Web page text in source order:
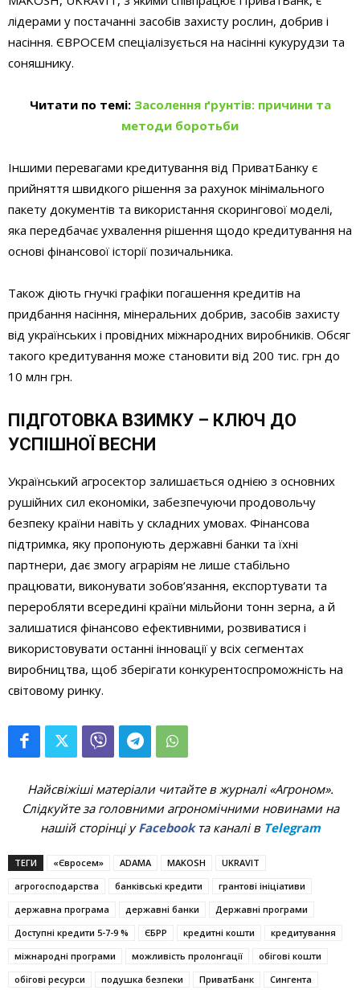
лідерами у постачанні засобів захисту рослин, добрив і
насіння. ЄВРОСЕМ спеціалізується на насінні кукурудзи та
соняшнику.
Читати по темі: Засолення ґрунтів: причини та
методи боротьби
Іншими перевагами кредитування від ПриватБанку є
прийняття швидкого рішення за рахунок мінімального
пакету документів та використання скорингової моделі,
яка передбачає ухвалення рішення щодо кредитування на
основі фінансової історії позичальника.
Також діють гнучкі графіки погашення кредитів на
придбання насіння, мінеральних добрив, засобів захисту
від українських і провідних міжнародних виробників. Обсяг
такого кредитування може становити від 200 тис. грн до
10 млн грн.
ПІДГОТОВКА ВЗИМКУ – КЛЮЧ ДО
УСПІШНОЇ ВЕСНИ
Український агросектор залишається однією з основних
рушійних сил економіки, забезпечуючи продовольчу
безпеку країни навіть у складних умовах. Фінансова
підтримка, яку пропонують державні банки та їхні
партнери, дає змогу аграріям не лише стабільно
працювати, виконувати зобов’язання, експортувати та
переробляти всередині країни мільйони тонн зерна, а й
залишатися фінансово ефективними, розвиватися і
використовувати останні інновації у всіх сегментах
виробництва, щоб зберігати конкурентоспроможність на
світовому ринку.
Найсвіжіші матеріали читайте в журналі «Агроном».
Слідкуйте за головними агрономічними новинами на
нашій сторінці уFacebookта каналі в Telegram
ТЕГИ «Євросем» ADAMA MAKOSH
UKRAVIT
агрогосподарства
банківські кредити
грантові ініціативи
державна програма
державні банки
Державні програми
Доступні кредити 5-7-9 %
ЄБРР кредитні кошти
кредитування
міжнародні програми
можливість пролонгації
обігові кошти
обігові ресурси
подушка безпеки ПриватБанк
Сингента